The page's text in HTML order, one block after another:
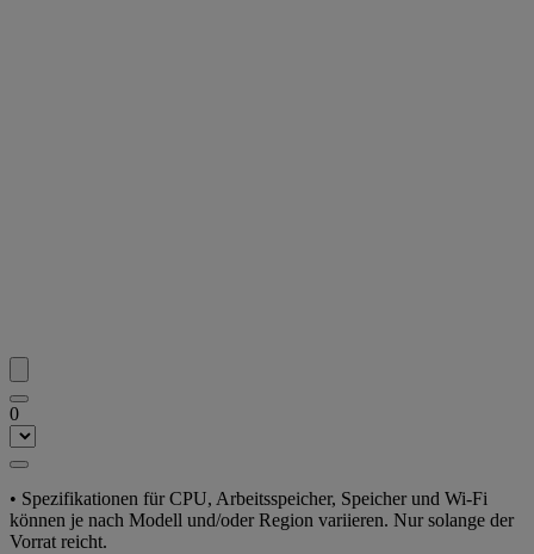
0
• Spezifikationen für CPU, Arbeitsspeicher, Speicher und Wi-Fi
können je nach Modell und/oder Region variieren. Nur solange der
Vorrat reicht.